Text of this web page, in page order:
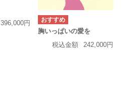
396,000円
胸いっぱいの愛を
税込金額
242,000円